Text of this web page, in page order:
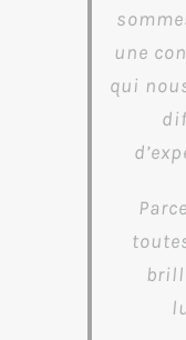
une
qui